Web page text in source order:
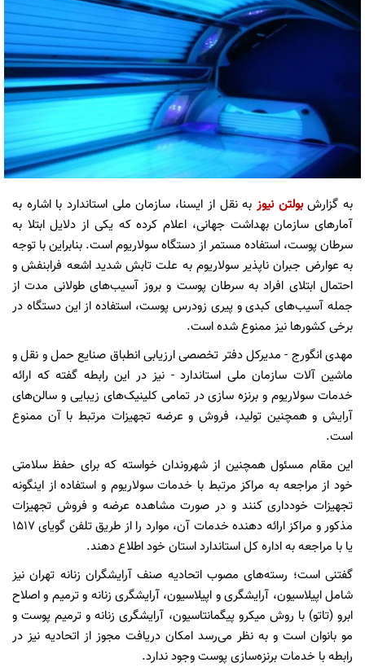
به گزارشبولتن نیوز به نقل از ایسنا، سازمان ملی استاندارد با اشاره به
آمارهای سازمان بهداشت جهانی، اعلام کرده که یکی از دلایل ابتلا به
سرطان پوست، استفاده مستمر از دستگاه سولاریوم است. بنابراین با توجه
به عوارض جبران ناپذیر سولاریوم به علت تابش شدید اشعه فرابنفش و
احتمال ابتلای افراد به سرطان پوست و بروز آسیب‌های طولانی مدت از
جمله آسیب‌های کبدی و پیری زودرس پوست، استفاده از این دستگاه در
برخی کشورها نیز ممنوع شده است.
مهدی انگورج - مدیرکل دفتر تخصصی ارزیابی انطباق صنایع حمل و نقل و
ماشین آلات سازمان ملی استاندارد - نیز در این رابطه گفته که ارائه
خدمات سولاریوم و برنزه سازی در تمامی کلینیک‌های زیبایی و سالن‌های
آرایش و همچنین تولید، فروش و عرضه تجهیزات مرتبط با آن ممنوع
است.
این مقام مسئول همچنین از شهروندان خواسته که برای حفظ سلامتی
خود از مراجعه به مراکز مرتبط با خدمات سولاریوم و استفاده از اینگونه
تجهیزات خودداری کنند و در صورت مشاهده عرضه و فروش تجهیزات
مذکور و مراکز ارائه دهنده خدمات آن، موارد را از طریق تلفن گویای ۱۵۱۷
یا با مراجعه به اداره کل استاندارد استان خود اطلاع دهند.
گفتنی است؛ رسته‌های مصوب اتحادیه صنف آرایشگران زنانه تهران نیز
شامل اپیلاسیون، آرایشگری و اپیلاسیون، آرایشگری زنانه و ترمیم و اصلاح
ابرو (تاتو) با روش میکرو پیگمانتاسیون، آرایشگری زنانه و ترمیم پوست و
مو بانوان است و به نظر می‌رسد امکان دریافت مجوز از اتحادیه نیز در
رابطه با خدمات برنزه‌سازی پوست وجود ندارد.